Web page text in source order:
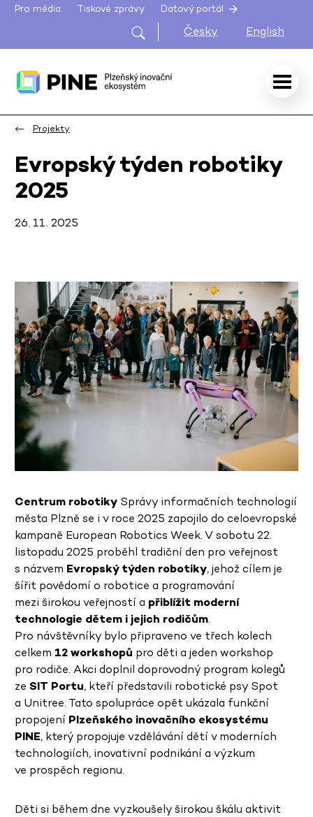
Pro média Tiskové zprávy Datový portál
Česky English
Projekty
Evropský týden robotiky
2025
26. 11. 2025
Centrum robotiky Správy informačních technologií
města Plzně se i v roce 2025 zapojilo do celoevropské
kampaně European Robotics Week. V sobotu 22.
listopadu 2025 proběhl tradiční den pro veřejnost
s názvem Evropský týden robotiky, jehož cílem je
šířit povědomí o robotice a programování
mezi širokou veřejností a přiblížit moderní
technologie dětem i jejich rodičům.
Pro návštěvníky bylo připraveno ve třech kolech
celkem 12 workshopů pro děti a jeden workshop
pro rodiče. Akci doplnil doprovodný program kolegů
ze SIT Portu, kteří představili robotické psy Spot
a Unitree. Tato spolupráce opět ukázala funkční
propojení Plzeňského inovačního ekosystému
PINE, který propojuje vzdělávání dětí v moderních
technologiích, inovativní podnikání a výzkum
ve prospěch regionu.
Děti si během dne vyzkoušely širokou škálu aktivit